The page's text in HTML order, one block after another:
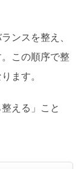
ンスを整え、
この順序で整
ます。
える」こと